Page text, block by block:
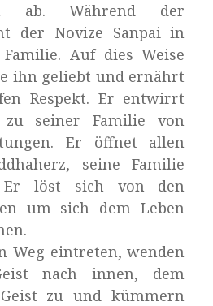
ab. Während der
der Novize Sanpai in
Auf dies Weise
ihn geliebt und ernährt
Respekt. Er entwirrt
zu seiner Familie von
Er öffnet allen
seine Familie
Er löst sich von den
um sich dem Leben
Weg eintreten, wenden
nach innen, dem
zu und kümmern